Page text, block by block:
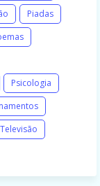
Piadas
Psicologia
Televisão